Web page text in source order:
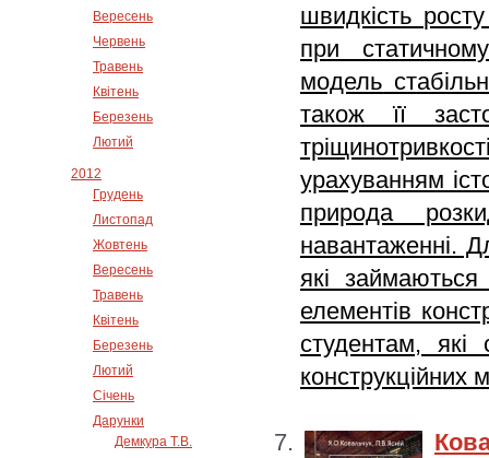
Вересень
Червень
Травень
Квітень
Березень
Лютий
2012
Грудень
Листопад
Жовтень
Вересень
Травень
Квітень
Березень
Лютий
Січень
Дарунки
Демкура Т.В.
швидкість
при
модель
також її
урахуванням
природа
навантаженні.
які
елементів
студентам, які
конструкційних